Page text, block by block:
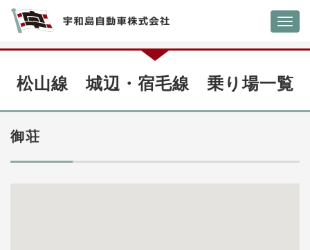
松山線 城辺・宿毛線 乗り場一覧
御荘